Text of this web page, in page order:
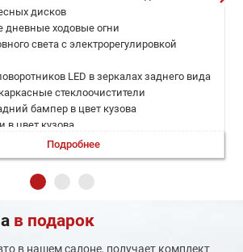
дисков
дневные ходовые огни
света с электрорегулировкой
LED в зеркалах заднего вида
стеклоочистители
бампер в цвет кузова
в цвет кузова
стоп-сигнал
отделка сидений: эко-кожа, ткань
руля, рычага КПП
заднего вида с механическим
- черная, с декоративными
рулевое колесо с кнопками
Подробнее
в подарок
в нашем салоне, получает комплект